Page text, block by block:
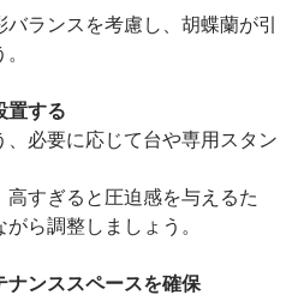
ランスを考慮し、胡蝶蘭が引
置する
必要に応じて台や専用スタン
すぎると圧迫感を与えるた
ら調整しましょう。
ナンススペースを確保